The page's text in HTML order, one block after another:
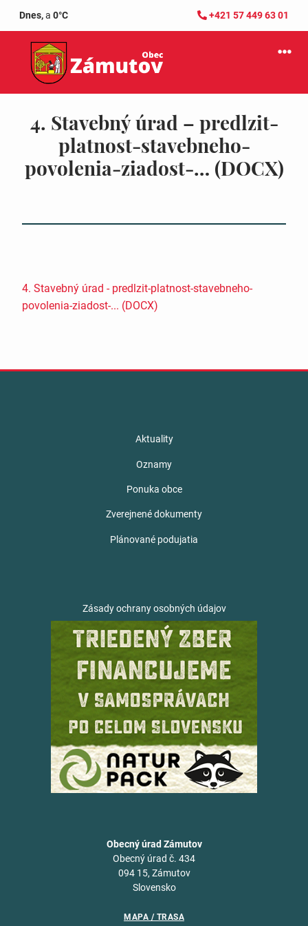
Dnes,a 0°C +421 57 449 63 01
4. Stavebný úrad – predlzit-
platnost-stavebneho-
povolenia-ziadost-… (DOCX)
4. Stavebný úrad - predlzit-platnost-stavebneho-
povolenia-ziadost-... (DOCX)
Aktuality
Oznamy
Ponuka obce
Zverejnené dokumenty
Plánované podujatia
Zásady ochrany osobných údajov
Obecný úrad Zámutov
Obecný úrad č. 434
094 15, Zámutov
Slovensko
MAPA / TRASA